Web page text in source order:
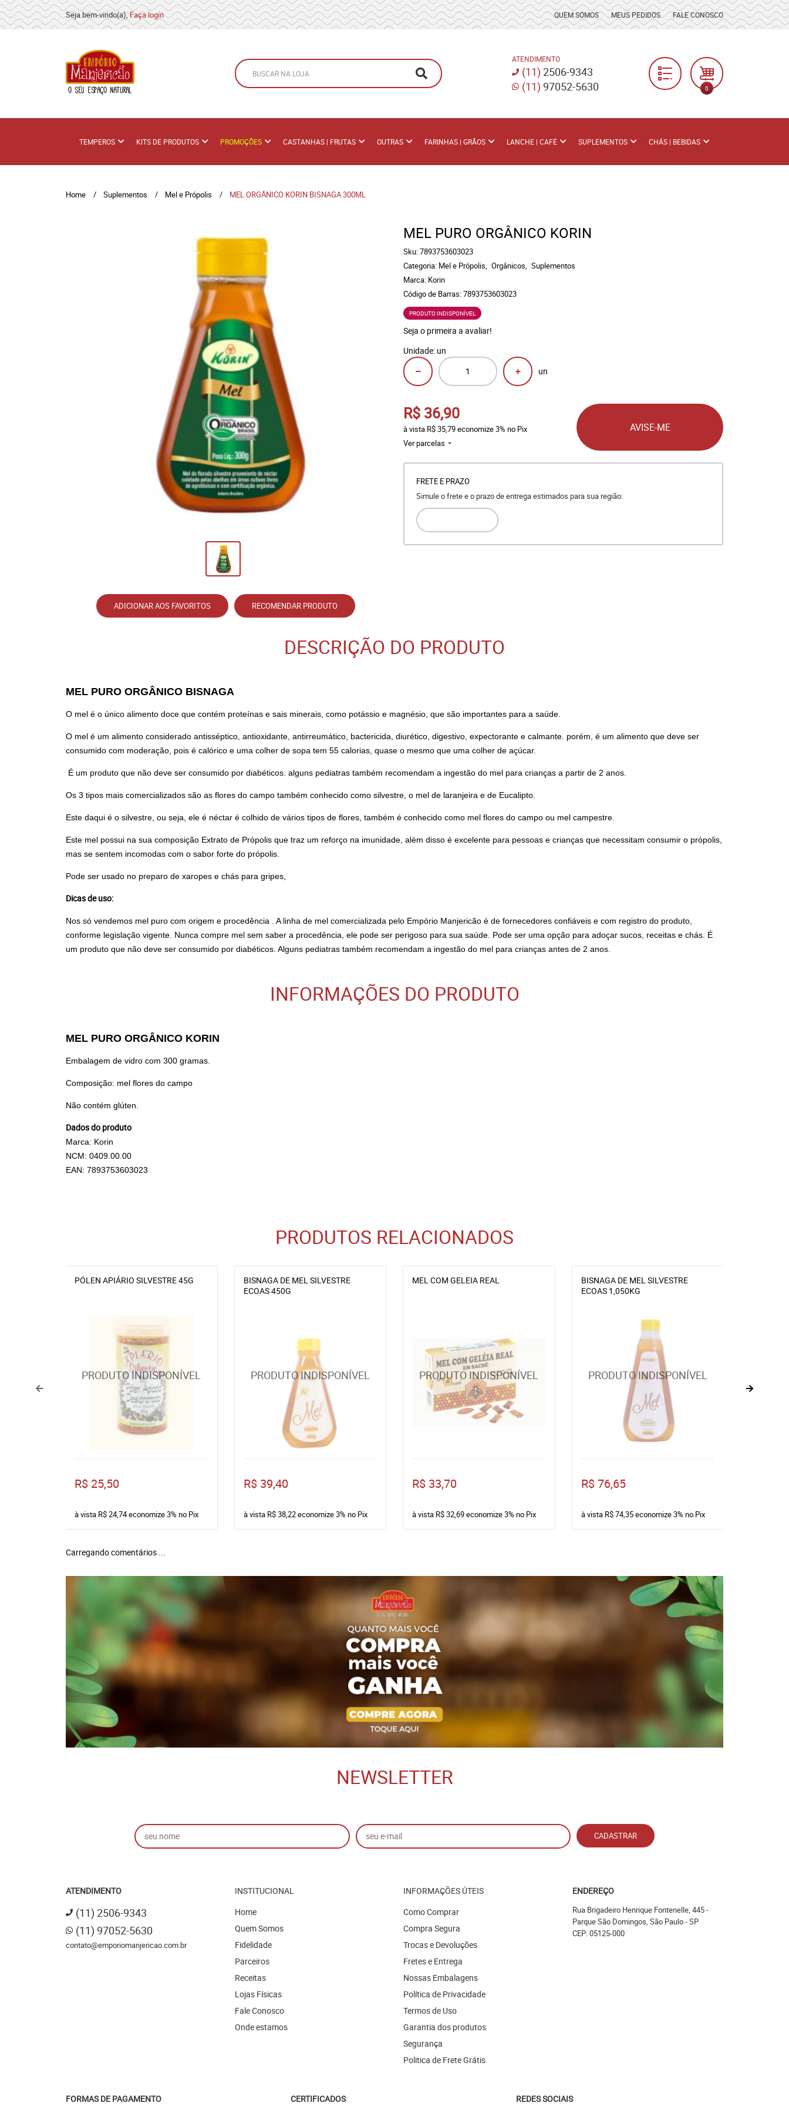
Seja bem-vindo(a),Faça login QUEM SOMOS MEUS PEDIDOS FALE CONOSCO
ATENDIMENTO
(11) 2506-9343
(11) 97052-5630 0
TEMPEROS KITS DE PRODUTOS PROMOÇÕES CASTANHAS | FRUTAS OUTRAS FARINHAS | GRÃOS LANCHE | CAFÉ SUPLEMENTOS CHÁS | BEBIDAS
Home Suplementos Mel e Própolis MEL ORGÂNICO KORIN BISNAGA 300ML
ADICIONAR AOS FAVORITOS RECOMENDAR PRODUTO
MEL PURO ORGÂNICO KORIN
Sku:7893753603023
Categoria: Mel e Própolis Orgânicos
Suplementos
Marca: Korin
Código de Barras:7893753603023
PRODUTO INDISPONÍVEL
Seja o primeira a avaliar!
Unidade: un
un
R$ 36,90
à vista R$ 35,79economize3% no Pix
Ver parcelas
AVISE-ME
FRETE E PRAZO
Simule o frete e o prazo de entrega estimados para sua região:
DESCRIÇÃO DO PRODUTO
MEL PURO ORGÂNICO BISNAGA
O mel é o único alimento doce que contém proteínas e sais minerais, como potássio e magnésio, que são importantes para a saúde.
O mel é um alimento considerado antisséptico, antioxidante, antirreumático, bactericida, diurético, digestivo, expectorante e calmante. porém, é um alimento que deve ser
consumido com moderação, pois é calórico e uma colher de sopa tem 55 calorias, quase o mesmo que uma colher de açúcar.
É um produto que não deve ser consumido por diabéticos. alguns pediatras também recomendam a ingestão do mel para crianças a partir de 2 anos.
Os 3 tipos mais comercializados são as flores do campo também conhecido como silvestre, o mel de laranjeira e de Eucalipto.
Este daqui é o silvestre, ou seja, ele é néctar é colhido de vários tipos de flores, também é conhecido como mel flores do campo ou mel campestre.
Este mel possui na sua composição Extrato de Própolis que traz um reforço na imunidade, além disso é excelente para pessoas e crianças que necessitam consumir o própolis,
mas se sentem incomodas com o sabor forte do própolis.
Pode ser usado no preparo de xaropes e chás para gripes,
Dicas de uso:
Nos só vendemos mel puro com origem e procedência . A linha de mel comercializada pelo Empório Manjericão é de fornecedores confiáveis e com registro do produto,
conforme legislação vigente. Nunca compre mel sem saber a procedência, ele pode ser perigoso para sua saúde. Pode ser uma opção para adoçar sucos, receitas e chás. É
um produto que não deve ser consumido por diabéticos. Alguns pediatras também recomendam a ingestão do mel para crianças antes de 2 anos.
INFORMAÇÕES DO PRODUTO
MEL PURO ORGÂNICO KORIN
Embalagem de vidro com 300 gramas.
Composição: mel flores do campo
Não contém glúten.
Dados do produto
Marca: Korin
NCM: 0409.00.00
EAN: 7893753603023
PRODUTOS RELACIONADOS
PÓLEN APIÁRIO SILVESTRE 45G
R$ 25,50
à vista R$ 24,74economize3% no Pix
BISNAGA DE MEL SILVESTRE
ECOAS 450G
R$ 39,40
à vista R$ 38,22economize3% no Pix
MEL COM GELEIA REAL
R$ 33,70
à vista R$ 32,69economize3% no Pix
BISNAGA DE MEL SILVESTRE
ECOAS 1,050KG
R$ 76,65
à vista R$ 74,35economize3% no Pix
Carregando comentários ...
NEWSLETTER
CADASTRAR
ATENDIMENTO
(11) 2506-9343
(11) 97052-5630
contato@emporiomanjericao.com.br
INSTITUCIONAL
Home
Quem Somos
Fidelidade
Parceiros
Receitas
Lojas Físicas
Fale Conosco
Onde estamos
INFORMAÇÕES ÚTEIS
Como Comprar
Compra Segura
Trocas e Devoluções
Fretes e Entrega
Nossas Embalagens
Política de Privacidade
Termos de Uso
Garantia dos produtos
Segurança
Politica de Frete Grátis
ENDEREÇO
Rua Brigadeiro Henrique Fontenelle, 445-
Parque São Domingos, São Paulo-SP
CEP: 05125-000
FORMAS DE PAGAMENTO CERTIFICADOS REDES SOCIAIS